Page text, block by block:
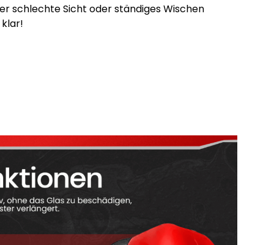
schlechte Sicht oder ständiges Wischen